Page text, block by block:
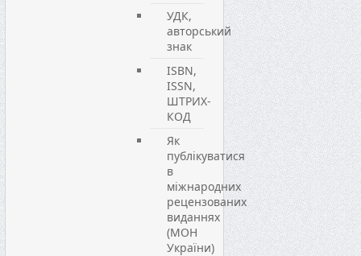
УДК,
авторський
знак
ISBN,
ISSN,
ШТРИХ-
КОД
Як
публікуватися
в
міжнародних
рецензованих
виданнях
(МОН
України)